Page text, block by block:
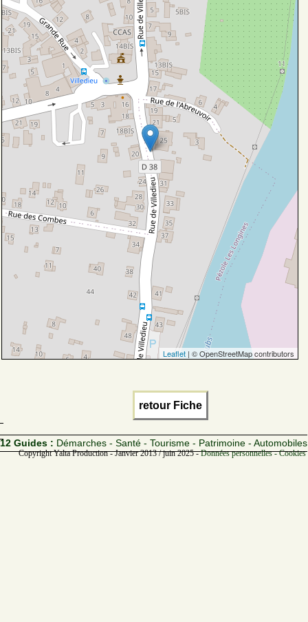
Leaflet | © OpenStreetMap contributors
retour Fiche
12 Guides : Démarches - Santé - Tourisme - Patrimoine - Automobiles
Copyright Yalta Production - Janvier 2013 / juin 2025 -Données personnelles -